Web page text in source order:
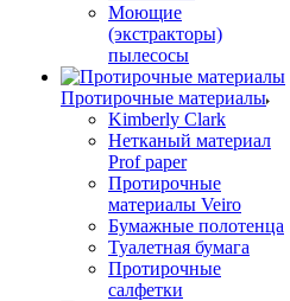
Моющие
(экстракторы)
пылесосы
Протирочные материалы
Kimberly Clark
Нетканый материал
Prof paper
Протирочные
материалы Veiro
Бумажные полотенца
Туалетная бумага
Протирочные
салфетки